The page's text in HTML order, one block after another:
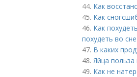
44. Как
45. Как
46. Как
похудеть во сне
47. В каких
48. Яйца
49. Как не